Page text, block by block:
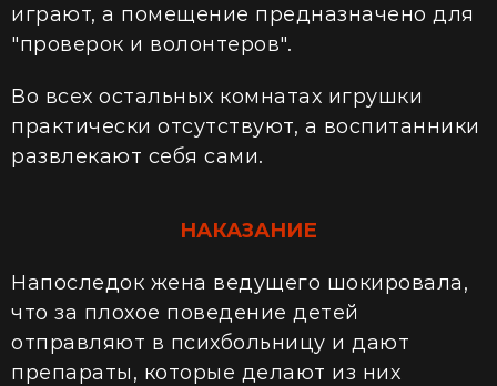
играют, а помещение предназначено для
"проверок и волонтеров".
Во всех остальных комнатах игрушки
практически отсутствуют, а воспитанники
развлекают себя сами.
НАКАЗАНИЕ
Напоследок жена ведущего шокировала,
что за плохое поведение детей
отправляют в психбольницу и дают
препараты, которые делают из них